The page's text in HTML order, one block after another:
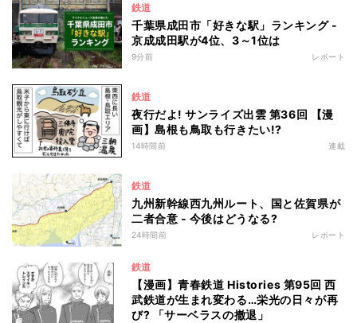
鉄道
千葉県成田市「好きな駅」ランキング -
京成成田駅が4位、3～1位は
9分前 レポート
鉄道
夜行だよ! サンライズ出雲 第36回 【漫
画】島根も鳥取も行きたい!?
14時間前 連載
鉄道
九州新幹線西九州ルート、国と佐賀県が
二者合意 - 今後はどうなる?
24時間前 レポート
鉄道
【漫画】青春鉄道 Histories 第95回 西
武鉄道が生まれ変わる…栄光の日々が再
び? 「サーベラスの撤退」